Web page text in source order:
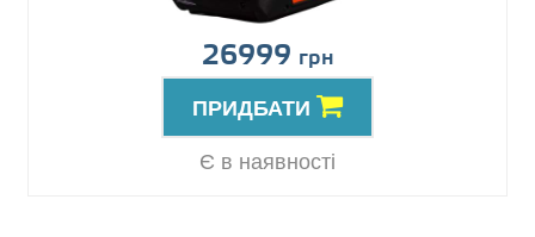
26999 грн
ПРИДБАТИ
Є в наявності